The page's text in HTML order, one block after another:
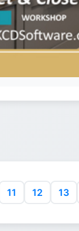
11 12 13